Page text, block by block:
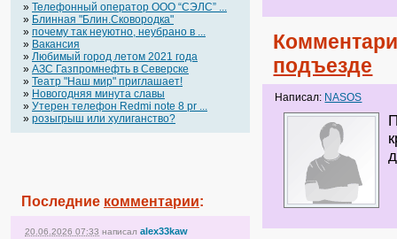
» Телефонный оператор OOO “СЭЛС” ...
» Блинная "Блин.Сковородка"
» почему так неуютно, неубрано в ...
» Вакансия
» Любимый город летом 2021 года
» АЗС Газпромнефть в Северске
» Театр "Наш мир" приглашает!
» Новогодняя минута славы
» Утерен телефон Redmi note 8 pr ...
» розыгрыш или хулиганство?
Последние комментарии:
20.06.2026 07:33 написал alex33kaw
подъезде
Написал: NASOS